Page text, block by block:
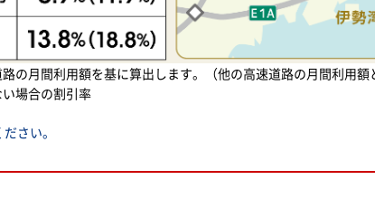
の月間利用額を基に算出します。（他の高速道路の月間利用額
場合の割引率
さい。